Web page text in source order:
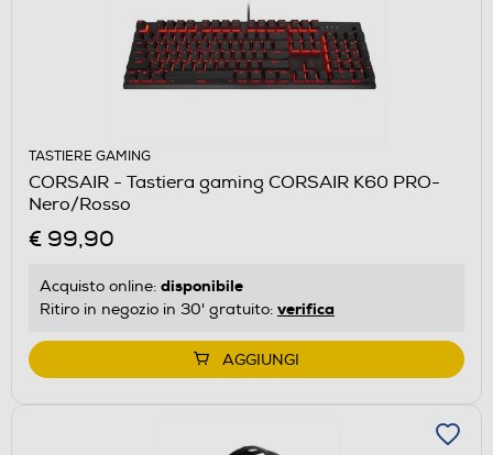
TASTIERE GAMING
CORSAIR - Tastiera gaming CORSAIR K60 PRO-
Nero/Rosso
€ 99,90
Acquisto online: disponibile
Ritiro in negozio in 30' gratuito: verifica
AGGIUNGI